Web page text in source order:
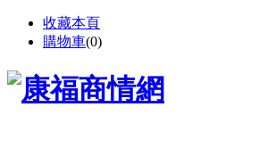
收藏本頁
購物車(0)